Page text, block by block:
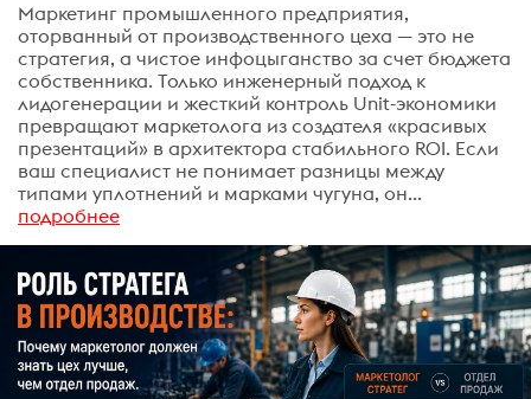
Маркетинг промышленного предприятия,
оторванный от производственного цеха — это не
стратегия, а чистое инфоцыганство за счет бюджета
собственника. Только инженерный подход к
лидогенерации и жесткий контроль Unit-экономики
превращают маркетолога из создателя «красивых
презентаций» в архитектора стабильного ROI. Если
ваш специалист не понимает разницы между
типами уплотнений и марками чугуна, он...
подробнее